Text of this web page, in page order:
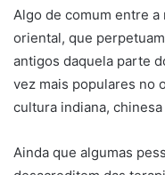
Algo de comum entre
oriental, que
antigos daquela parte
vez mais populares no
cultura indiana, chinesa
Ainda que algumas